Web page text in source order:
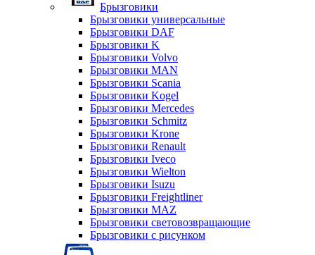
Брызговики
Брызговики универсальные
Брызговики DAF
Брызговики K
Брызговики Volvo
Брызговики MAN
Брызговики Scania
Брызговики Kogel
Брызговики Mercedes
Брызговики Schmitz
Брызговики Krone
Брызговики Renault
Брызговики Iveco
Брызговики Wielton
Брызговики Isuzu
Брызговики Freightliner
Брызговики MAZ
Брызговики световозвращающие
Брызговики с рисунком